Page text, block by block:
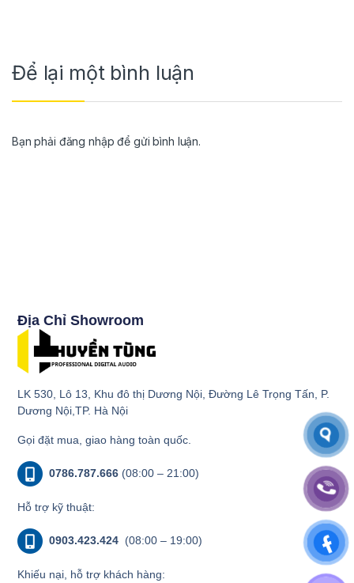
Để lại một bình luận
Bạn phải đăng nhập để gửi bình luận.
Địa Chỉ Showroom
LK 530, Lô 13, Khu đô thị Dương Nội, Đường Lê Trọng Tấn, P.
Dương Nội,TP. Hà Nội
Gọi đặt mua, giao hàng toàn quốc.
0786.787.666 (08:00 – 21:00)
Hỗ trợ kỹ thuật:
0903.423.424 (08:00 – 19:00)
Khiếu nại, hỗ trợ khách hàng: